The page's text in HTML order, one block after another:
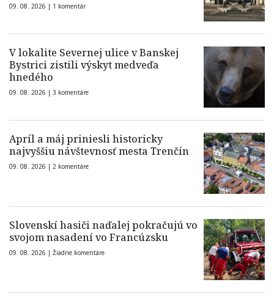
09. 08. 2026 | 1 komentár
V lokalite Severnej ulice v Banskej
Bystrici zistili výskyt medveďa
hnedého
09. 08. 2026 | 3 komentáre
Apríl a máj priniesli historicky
najvyššiu návštevnosť mesta Trenčín
09. 08. 2026 | 2 komentáre
Slovenskí hasiči naďalej pokračujú vo
svojom nasadení vo Francúzsku
09. 08. 2026 | Žiadne komentáre